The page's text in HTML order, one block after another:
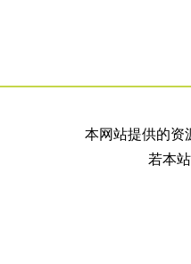
本网站提供的资
若本